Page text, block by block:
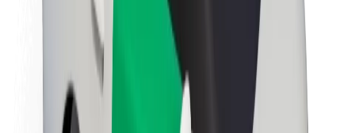
Naše poslání
Vztahy s investory
Vedení
Značka
Média